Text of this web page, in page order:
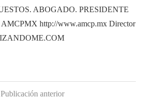
ABOGADO. PRESIDENTE
http://www.amcp.mx Director
Publicación anterior